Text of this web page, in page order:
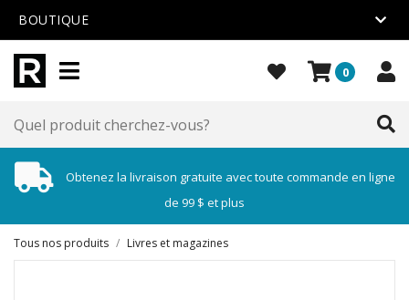
BOUTIQUE
0
Obtenez la livraison gratuite avec toute commande en ligne
de 99 $ et plus
Tous nos produits / Livres et magazines